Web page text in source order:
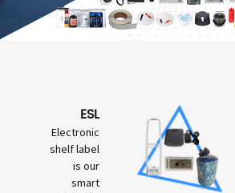
ESL
Electronic
shelf label
is our
smart